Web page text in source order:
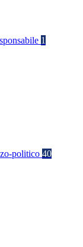
1
politico 40